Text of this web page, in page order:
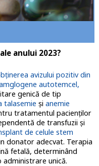
anului 2023?
avizului pozitiv din
autotemcel,
genică de tip
talasemie şi anemie
tratamentul pacienţilor
de transfuzii şi
de celule stem
donator adecvat. Terapia
fetală, determinând
unică.